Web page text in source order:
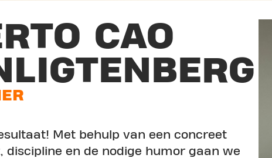
CAO
Met behulp van een concreet
discipline en de nodige humor gaan we